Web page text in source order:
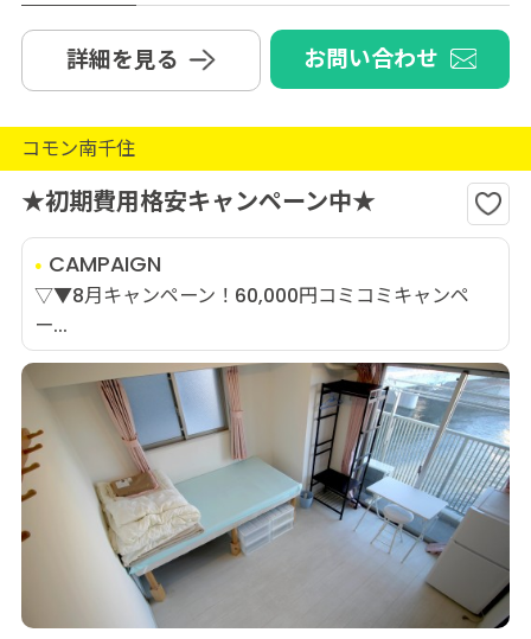
詳細を見る お問い合わせ
コモン南千住
★初期費用格安キャンペーン中★
CAMPAIGN
▽▼8月キャンペーン！60,000円コミコミキャンペ
ー...